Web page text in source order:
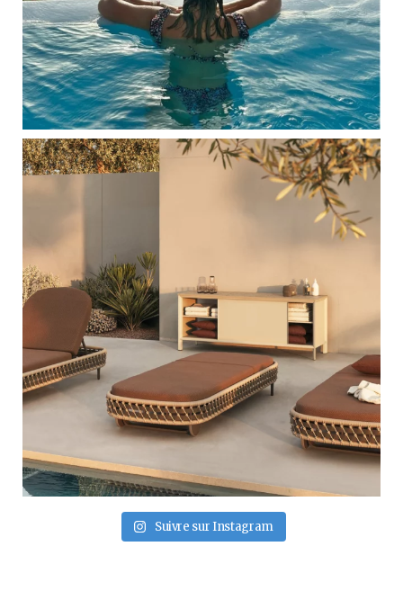
Suivre sur Instagram